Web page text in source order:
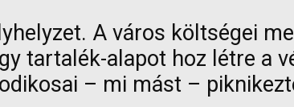
A város költségei
tartalék-alapot hoz létre a
– mi mást –